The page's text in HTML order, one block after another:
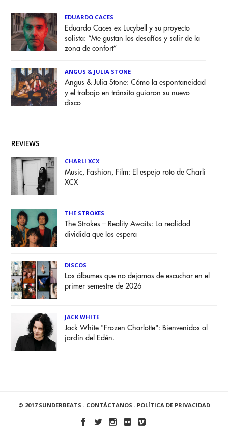
EDUARDO CACES
Eduardo Caces ex Lucybell y su proyecto
solista: “Me gustan los desafíos y salir de la
zona de confort”
ANGUS & JULIA STONE
Angus & Julia Stone: Cómo la espontaneidad
y el trabajo en tránsito guiaron su nuevo
disco
REVIEWS
CHARLI XCX
Music, Fashion, Film: El espejo roto de Charli
XCX
THE STROKES
The Strokes – Reality Awaits: La realidad
dividida que los espera
DISCOS
Los álbumes que no dejamos de escuchar en el
primer semestre de 2026
JACK WHITE
Jack White "Frozen Charlotte": Bienvenidos al
jardín del Edén.
© 2017 SUNDERBEATS . CONTÁCTANOS . POLÍTICA DE PRIVACIDAD